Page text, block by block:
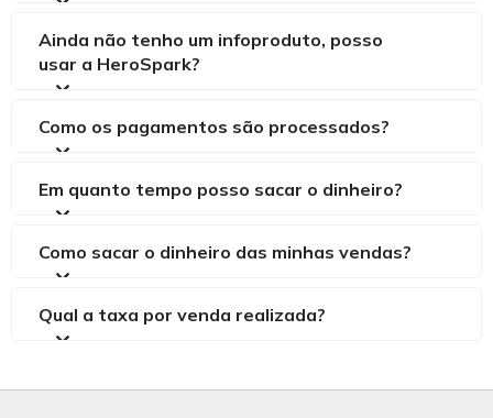
Ainda não tenho um infoproduto, posso
usar a HeroSpark?
Como os pagamentos são processados?
Em quanto tempo posso sacar o dinheiro?
Como sacar o dinheiro das minhas vendas?
Qual a taxa por venda realizada?